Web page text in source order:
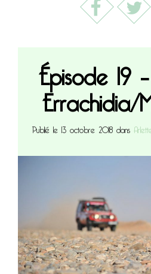
Épisode 19
Errachidia/
Publié le 13 octobre 2018 dans